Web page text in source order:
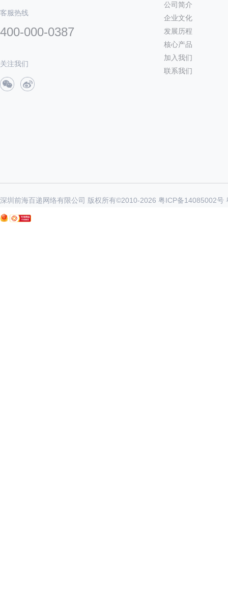
客服热线
400-000-0387
关注我们
公司简介
企业文化
发展历程
核心产品
加入我们
联系我们
深圳前海百递网络有限公司 版权所有©2010-2026 粤ICP备14085002号